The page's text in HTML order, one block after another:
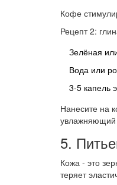
Кофе
Рецепт 2:
Зелёная
Вода или
3-5 капель
Нанесите на
увлажняющий
5.
Кожа - это
теряет